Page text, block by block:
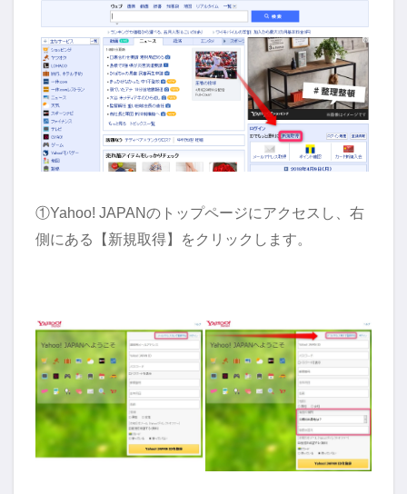
①Yahoo! JAPANのトップページにアクセスし、右
側にある【新規取得】をクリックします。